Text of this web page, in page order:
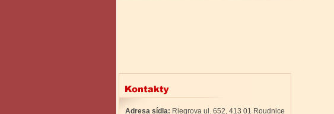
Adresa sídla: Riegrova ul. 652, 413 01 Roudnice